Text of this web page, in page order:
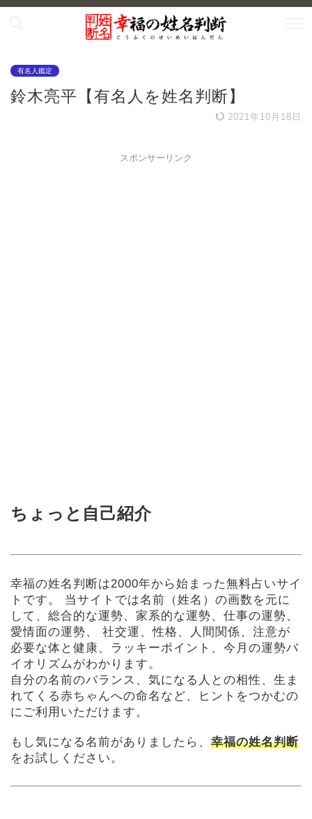
有名人鑑定
鈴木亮平【有名人を姓名判断】
2021年10月18日
スポンサーリンク
ちょっと自己紹介
幸福の姓名判断は2000年から始まった無料占いサイ
トです。
当サイトでは名前（姓名）の画数を元に
して、総合的な運勢、家系的な運勢、仕事の運勢、
愛情面の運勢、 社交運、性格、人間関係、注意が
必要な体と健康、ラッキーポイント、今月の運勢バ
イオリズムがわかります。
自分の名前のバランス、気になる人との相性、生ま
れてくる赤ちゃんへの命名など、ヒントをつかむの
にご利用いただけます。
もし気になる名前がありましたら、 幸福の姓名判断
をお試しください。